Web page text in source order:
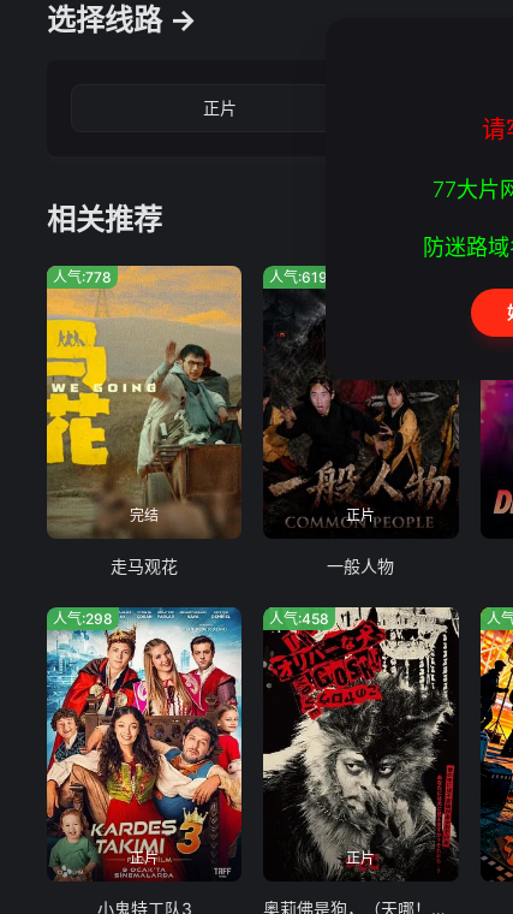
选择线路 →
正片
相关推荐
完结
人气:778
走马观花
正片
人气:619
一般人物
正片
人气:298
小鬼特工队3
正片
人气:458
奥莉佛是狗，（天哪！！）这家伙电影版
人
请
77大片
防迷路域